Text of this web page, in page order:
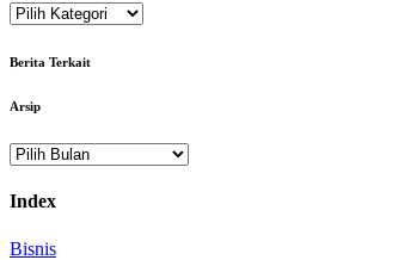
Kategori
Berita Terkait
Arsip
Arsip
Index
Bisnis